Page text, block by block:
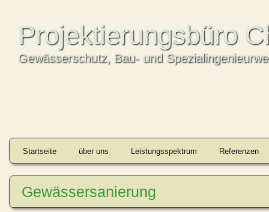
Projektierungsbüro
Gewässerschutz, Bau- und
Startseite über uns Leistungsspektrum Referenzen
Gewässersanierung